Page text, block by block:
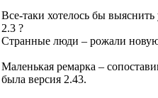
Все-таки хотелось бы
2.3 ?
Странные люди – рожали новую
Маленькая ремарка –
была версия 2.43.